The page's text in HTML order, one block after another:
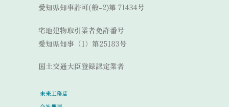
愛知県知事許可(般-2)第 71434号
宅地建物取引業者免許番号
愛知県知事（1）第25183号
国土交通大臣登録認定業者
未来工務店